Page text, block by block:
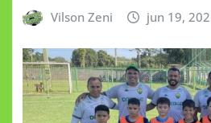
Vilson Zeni jun 19,